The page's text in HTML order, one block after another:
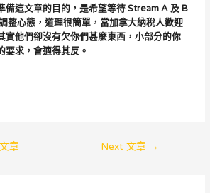
備這文章的目的，是希望等待Stream A 及 B
整心態，道理很簡單，當加拿大納稅人歡迎
實他們卻沒有欠你們甚麼東西，小部分的你
要求，會適得其反。
章 Next 文章 →